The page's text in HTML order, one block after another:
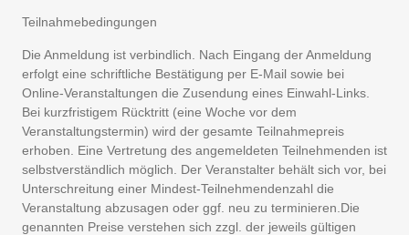
Teilnahmebedingungen
Die Anmeldung ist verbindlich. Nach Eingang der Anmeldung
erfolgt eine schriftliche Bestätigung per E-Mail sowie bei
Online-Veranstaltungen die Zusendung eines Einwahl-Links.
Bei kurzfristigem Rücktritt (eine Woche vor dem
Veranstaltungstermin) wird der gesamte Teilnahmepreis
erhoben. Eine Vertretung des angemeldeten Teilnehmenden ist
selbstverständlich möglich. Der Veranstalter behält sich vor, bei
Unterschreitung einer Mindest-Teilnehmendenzahl die
Veranstaltung abzusagen oder ggf. neu zu terminieren.Die
genannten Preise verstehen sich zzgl. der jeweils gültigen